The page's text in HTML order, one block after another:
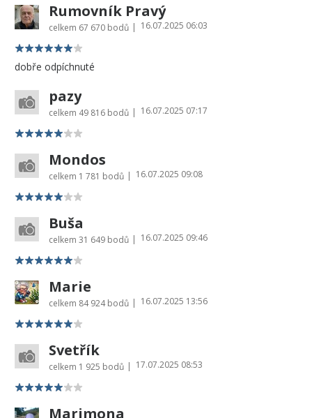
Rumovník Pravý
celkem 67 670 bodů | 16.07.2025 06:03
dobře odpíchnuté
pazy
celkem 49 816 bodů | 16.07.2025 07:17
Mondos
celkem 1 781 bodů | 16.07.2025 09:08
Buša
celkem 31 649 bodů | 16.07.2025 09:46
Marie
celkem 84 924 bodů | 16.07.2025 13:56
Svetřík
celkem 1 925 bodů | 17.07.2025 08:53
Marimona